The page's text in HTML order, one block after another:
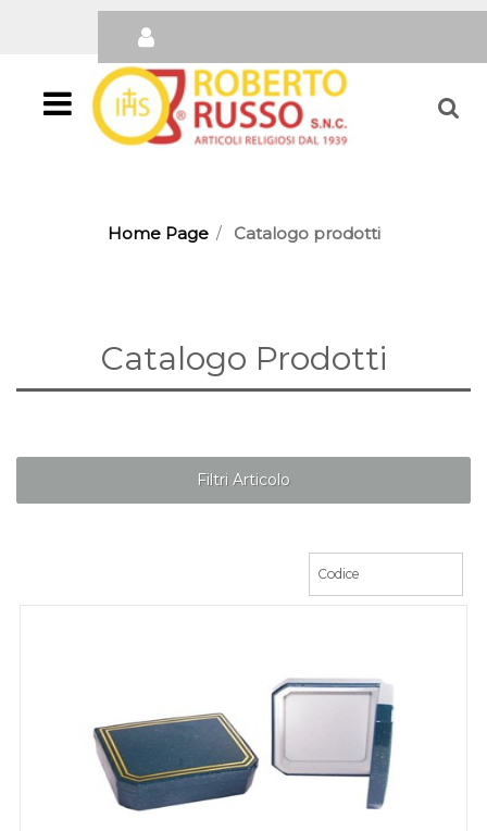
Open
Home Page Catalogo prodotti
Catalogo Prodotti
Filtri Articolo